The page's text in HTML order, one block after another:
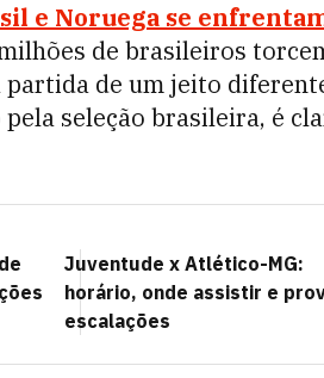
e Noruega se
de brasileiros
partida de um jeito
seleção brasileira, é
Juventude x Atlético-MG:
horário, onde assistir e
escalações